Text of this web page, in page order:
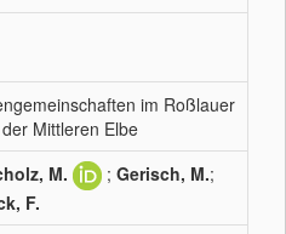
im Roßlauer
Mittleren Elbe
M. ; Gerisch, M.;
F.